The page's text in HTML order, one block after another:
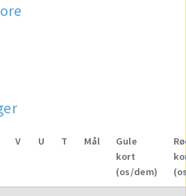
V U T Mål
Gule
kort
(os/dem)